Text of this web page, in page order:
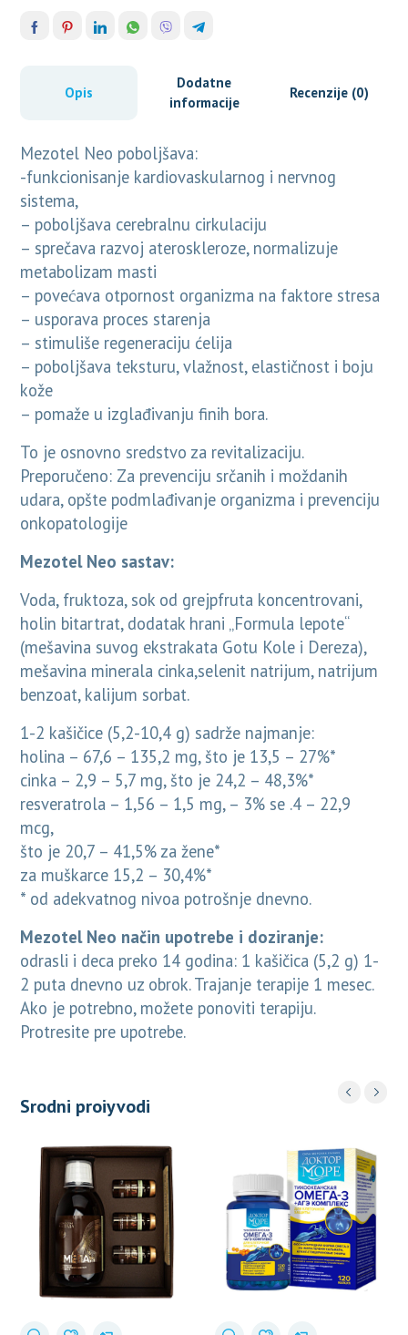
Opis
Dodatne
informacije
Recenzije (0)
Mezotel Neo poboljšava:
-funkcionisanje kardiovaskularnog i nervnog
sistema,
– poboljšava cerebralnu cirkulaciju
– sprečava razvoj ateroskleroze, normalizuje
metabolizam masti
– povećava otpornost organizma na faktore stresa
– usporava proces starenja
– stimuliše regeneraciju ćelija
– poboljšava teksturu, vlažnost, elastičnost i boju
kože
– pomaže u izglađivanju finih bora.
To je osnovno sredstvo za revitalizaciju.
Preporučeno: Za prevenciju srčanih i moždanih
udara, opšte podmlađivanje organizma i prevenciju
onkopatologije
Mezotel Neo sastav:
Voda, fruktoza, sok od grejpfruta koncentrovani,
holin bitartrat, dodatak hrani „Formula lepote“
(mešavina suvog ekstrakata Gotu Kole i Dereza),
mešavina minerala cinka,selenit natrijum, natrijum
benzoat, kalijum sorbat.
1-2 kašičice (5,2-10,4 g) sadrže najmanje:
holina – 67,6 – 135,2 mg, što je 13,5 – 27%*
cinka – 2,9 – 5,7 mg, što je 24,2 – 48,3%*
resveratrola – 1,56 – 1,5 mg, – 3% se .4 – 22,9
mcg,
što je 20,7 – 41,5% za žene*
za muškarce 15,2 – 30,4%*
* od adekvatnog nivoa potrošnje dnevno.
Mezotel Neo način upotrebe i doziranje:
odrasli i deca preko 14 godina: 1 kašičica (5,2 g) 1-
2 puta dnevno uz obrok. Trajanje terapije 1 mesec.
Ako je potrebno, možete ponoviti terapiju.
Protresite pre upotrebe.
Srodni proiyvodi